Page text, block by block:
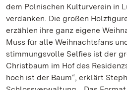
dem Polnischen Kulturverein in
verdanken. Die großen
erzählen ihre ganz eigene
Muss für alle Weihnachtsfans
stimmungsvolle Selfies ist der
Christbaum im Hof des
hoch ist der Baum“, erklärt